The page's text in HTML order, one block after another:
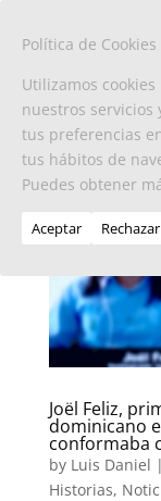
Joël Feliz,
dominicano
conformaba
by Luis Daniel |
Historias,
Política de Cookies
Utilizamos
nuestros
tus preferencias
tus hábitos de
Puedes obtener
Aceptar Rechazar